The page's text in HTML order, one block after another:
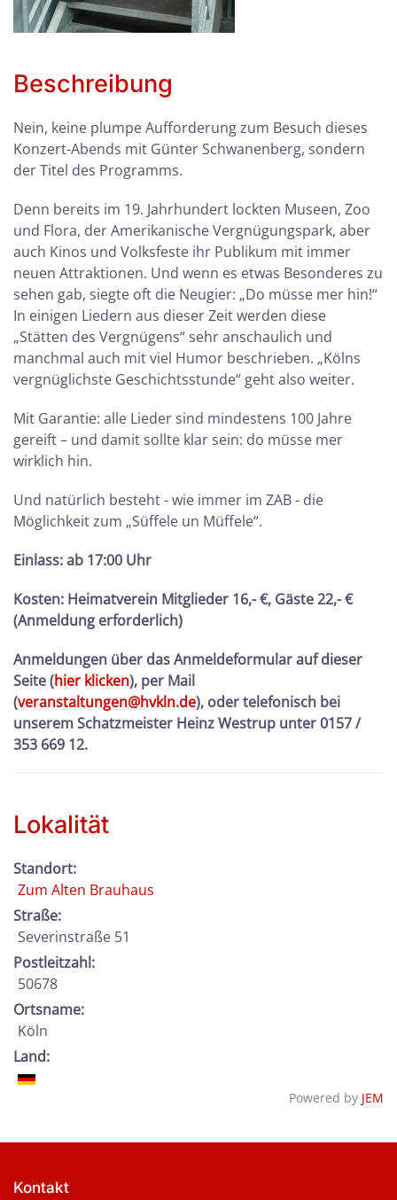
Beschreibung
Nein, keine plumpe Aufforderung zum Besuch dieses
Konzert-Abends mit Günter Schwanenberg, sondern
der Titel des Programms.
Denn bereits im 19. Jahrhundert lockten Museen, Zoo
und Flora, der Amerikanische Vergnügungspark, aber
auch Kinos und Volksfeste ihr Publikum mit immer
neuen Attraktionen. Und wenn es etwas Besonderes zu
sehen gab, siegte oft die Neugier: „Do müsse mer hin!“
In einigen Liedern aus dieser Zeit werden diese
„Stätten des Vergnügens“ sehr anschaulich und
manchmal auch mit viel Humor beschrieben. „Kölns
vergnüglichste Geschichtsstunde“ geht also weiter.
Mit Garantie: alle Lieder sind mindestens 100 Jahre
gereift – und damit sollte klar sein: do müsse mer
wirklich hin.
Und natürlich besteht - wie immer im ZAB - die
Möglichkeit zum „Süffele un Müffele“.
Einlass: ab 17:00 Uhr
Kosten: Heimatverein Mitglieder 16,- €, Gäste 22,- €
(Anmeldung erforderlich)
Anmeldungen über das Anmeldeformular auf dieser
Seite (hier klicken), per Mail
(veranstaltungen@hvkln.de), oder telefonisch bei
unserem Schatzmeister Heinz Westrup unter 0157 /
353 669 12.
Lokalität
Standort:
Zum Alten Brauhaus
Straße:
Severinstraße 51
Postleitzahl:
50678
Ortsname:
Köln
Land:
Powered by JEM
Kontakt